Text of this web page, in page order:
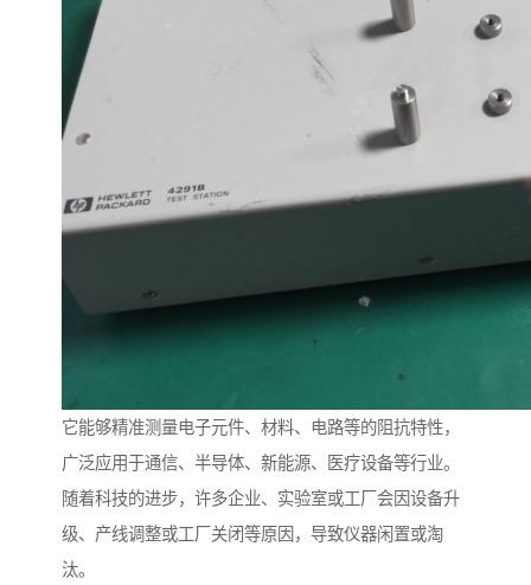
它能够精准测量电子元件、材料、电路等的阻抗特性，
广泛应用于通信、半导体、新能源、医疗设备等行业。
随着科技的进步，许多企业、实验室或工厂会因设备升
级、产线调整或工厂关闭等原因，导致仪器闲置或淘
汰。